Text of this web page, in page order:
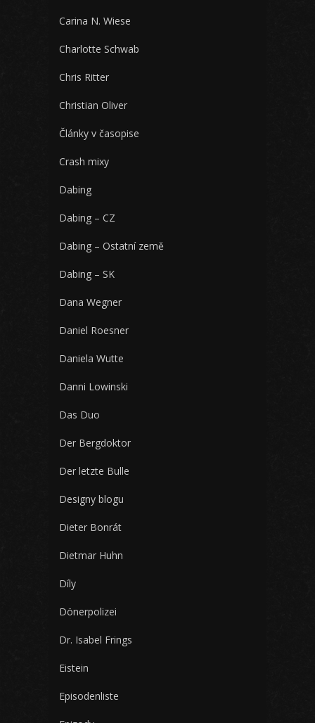
Carina N. Wiese
Charlotte Schwab
Chris Ritter
Christian Oliver
Články v časopise
Crash mixy
Dabing
Dabing – CZ
Dabing – Ostatní země
Dabing – SK
Dana Wegner
Daniel Roesner
Daniela Wutte
Danni Lowinski
Das Duo
Der Bergdoktor
Der letzte Bulle
Designy blogu
Dieter Bonrát
Dietmar Huhn
Díly
Dönerpolizei
Dr. Isabel Frings
Eistein
Episodenliste